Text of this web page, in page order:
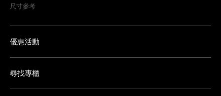
尺寸參考
優惠活動
尋找專櫃